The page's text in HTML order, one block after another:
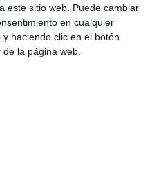
este sitio web. Puede cambiar
en cualquier
haciendo clic en el botón
la página web.